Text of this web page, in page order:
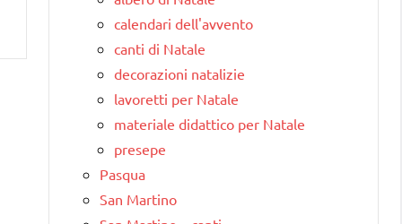
calendari dell'avvento
canti di Natale
decorazioni natalizie
lavoretti per Natale
materiale didattico per Natale
presepe
Pasqua
San Martino